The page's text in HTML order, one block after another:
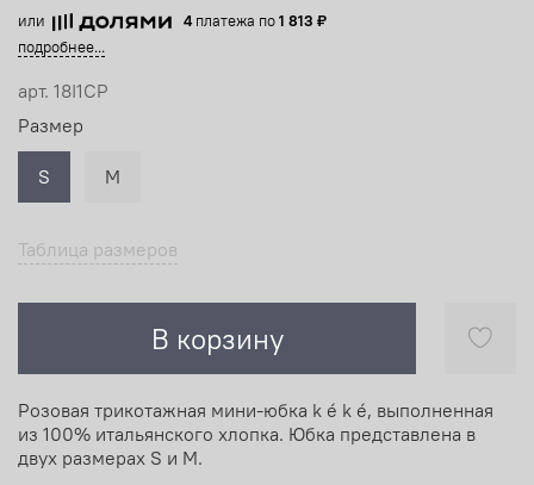
арт. 18I1CP
или 4 платежа по1 813 ₽
подробнее...
Таблица размеров
В корзину
Размер
S M
Розовая трикотажная мини-юбка k é k é, выполненная
из 100% итальянского хлопка. Юбка представлена в
двух размерах S и М.